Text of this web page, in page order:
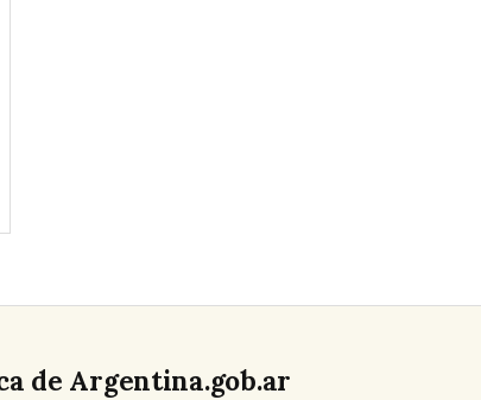
de Argentina.gob.ar